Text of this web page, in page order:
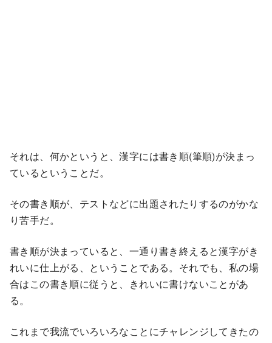
それは、何かというと、漢字には書き順(筆順)が決まっ
ているということだ。
その書き順が、テストなどに出題されたりするのがかな
り苦手だ。
書き順が決まっていると、一通り書き終えると漢字がき
れいに仕上がる、ということである。それでも、私の場
合はこの書き順に従うと、きれいに書けないことがあ
る。
これまで我流でいろいろなことにチャレンジしてきたの